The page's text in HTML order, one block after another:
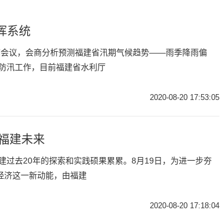
系统
议，会商分析预测福建省汛期气候趋势——雨季降雨偏
汛工作，目前福建省水利厅
2020-08-20 17:53:05
建未来
过去20年的探索和实践硕果累累。8月19日，为进一步夯
济这一新动能，由福建
2020-08-20 17:18:04